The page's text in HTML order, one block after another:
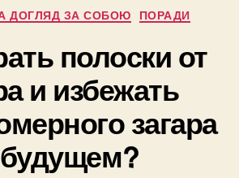
при
зуба”
Категорії
ДОГЛЯД ЗА СОБОЮ ПОРАДИ
полоски от
и избежать
загара